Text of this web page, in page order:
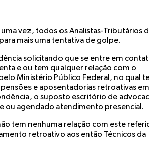
vez, todos os Analistas-Tributários
mais uma tentativa de golpe.
solicitando que se entre em
e ou tem qualquer relação com o
Ministério Público Federal, no qual
e aposentadorias retroativas em
o suposto escritório de
ou agendado atendimento presencial.
tem nenhuma relação com este
retroativo aos então Técnicos da